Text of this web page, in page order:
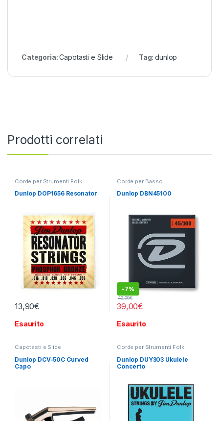
Categoria:Capotasti e Slide Tag:dunlop
Prodotti correlati
Corde per Strumenti Folk
Dunlop DOP1656 Resonator
13,90€
Esaurito
Corde per Basso
Dunlop DBN45100
-7%
39,00€
42,00€
Esaurito
Capotasti e Slide
Dunlop DCV-50C Curved
Capo
Corde per Strumenti Folk
Dunlop DUY303 Ukulele
Concerto